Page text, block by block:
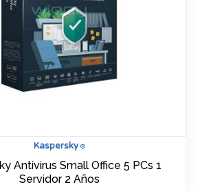
Kaspersky®
Antivirus Small Office 5 PCs 1
Servidor 2 Años